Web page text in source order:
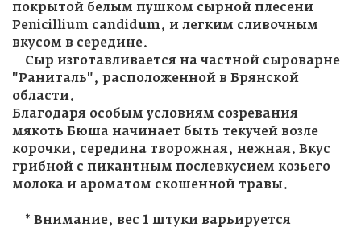
покрытой белым пушком сырной плесени
Penicillium candidum, и легким сливочным
вкусом в середине.
Сыр изготавливается на частной сыроварне
"Раниталь", расположенной в Брянской
области.
Благодаря особым условиям созревания
мякоть Бюша начинает быть текучей возле
корочки, середина творожная, нежная. Вкус
грибной с пикантным послевкусием козьего
молока и ароматом скошенной травы.
* Внимание, вес 1 штуки варьируется